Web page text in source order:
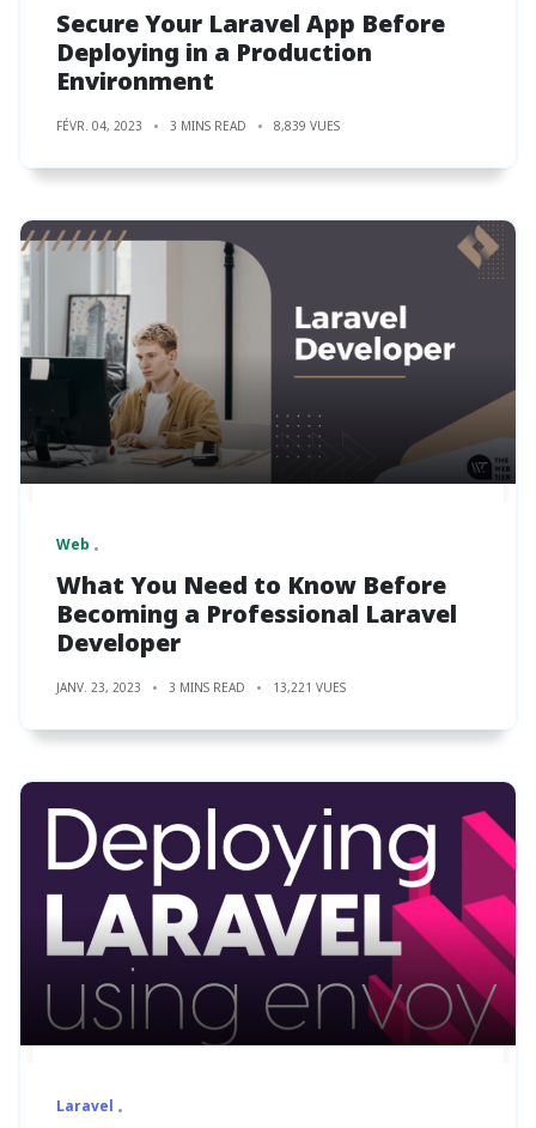
Secure Your Laravel App Before
Deploying in a Production
Environment
FÉVR. 04, 2023 3 MINS READ 8,839 VUES
Web
What You Need to Know Before
Becoming a Professional Laravel
Developer
JANV. 23, 2023 3 MINS READ 13,221 VUES
Laravel